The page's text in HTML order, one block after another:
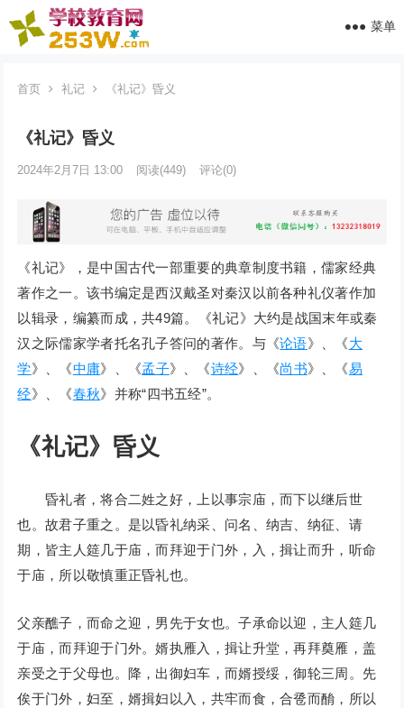
菜单
首页 礼记 《礼记》昏义
《礼记》昏义
2024年2月7日 13:00 阅读(449) 评论(0)
《礼记》，是中国古代一部重要的典章制度书籍，儒家经典
著作之一。该书编定是西汉戴圣对秦汉以前各种礼仪著作加
以辑录，编纂而成，共49篇。《礼记》大约是战国末年或秦
汉之际儒家学者托名孔子答问的著作。与《论语》、《大
学》、《中庸》、《孟子》、《诗经》、《尚书》、《易
经》、《春秋》并称“四书五经”。
《礼记》昏义
昏礼者，将合二姓之好，上以事宗庙，而下以继后世
也。故君子重之。是以昏礼纳采、问名、纳吉、纳征、请
期，皆主人筵几于庙，而拜迎于门外，入，揖让而升，听命
于庙，所以敬慎重正昏礼也。
父亲醮子，而命之迎，男先于女也。子承命以迎，主人筵几
于庙，而拜迎于门外。婿执雁入，揖让升堂，再拜奠雁，盖
亲受之于父母也。降，出御妇车，而婿授绥，御轮三周。先
俟于门外，妇至，婿揖妇以入，共牢而食，合卺而酳，所以